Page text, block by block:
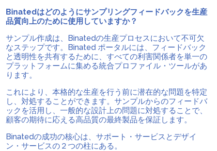
Binatedはどのようにサンプリングフィードバックを生産
品質向上のために使用していますか？
サンプル作成は、Binatedの生産プロセスにおいて不可欠
なステップです。Binated ポータルには、フィードバック
と透明性を共有するために、すべての利害関係者を単一の
プラットフォームに集める統合プロファイル・ツールがあ
ります。
これにより、本格的な生産を行う前に潜在的な問題を特定
し、対処することができます。サンプルからのフィードバ
ックを活用し、一般的な設計上の問題に対処することで、
顧客の期待に応える高品質の最終製品を保証します。
Binatedの成功の核心は、サポート・サービスとデザイ
ン・サービスの２つの柱にある。